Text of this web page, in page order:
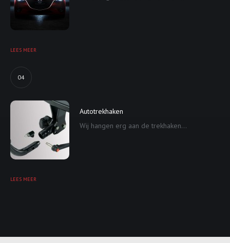
LEES MEER
04
Autotrekhaken
Wij hangen erg aan de trekhaken...
LEES MEER